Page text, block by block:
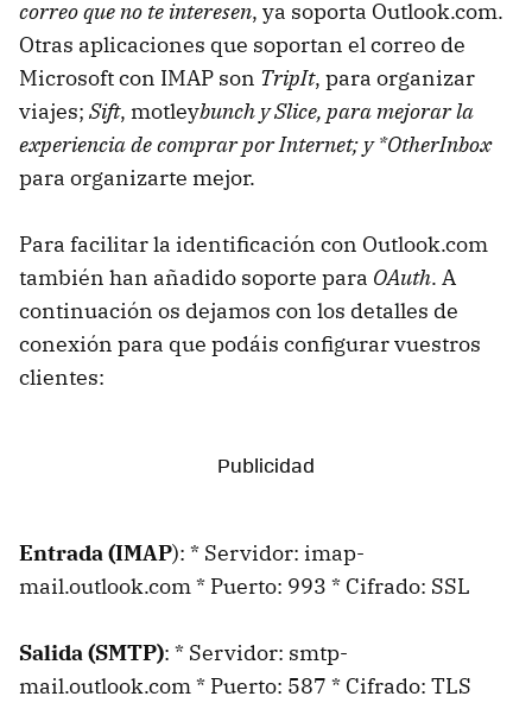
correo que no te interesen, ya soporta Outlook.com.
Otras aplicaciones que soportan el correo de
Microsoft con IMAP son TripIt, para organizar
viajes; Sift, motleybunch y Slice, para mejorar la
experiencia de comprar por Internet; y *OtherInbox
para organizarte mejor.
Para facilitar la identificación con Outlook.com
también han añadido soporte para OAuth. A
continuación os dejamos con los detalles de
conexión para que podáis configurar vuestros
clientes:
Entrada (IMAP): * Servidor: imap-
mail.outlook.com * Puerto: 993 * Cifrado: SSL
Salida (SMTP): * Servidor: smtp-
mail.outlook.com * Puerto: 587 * Cifrado: TLS